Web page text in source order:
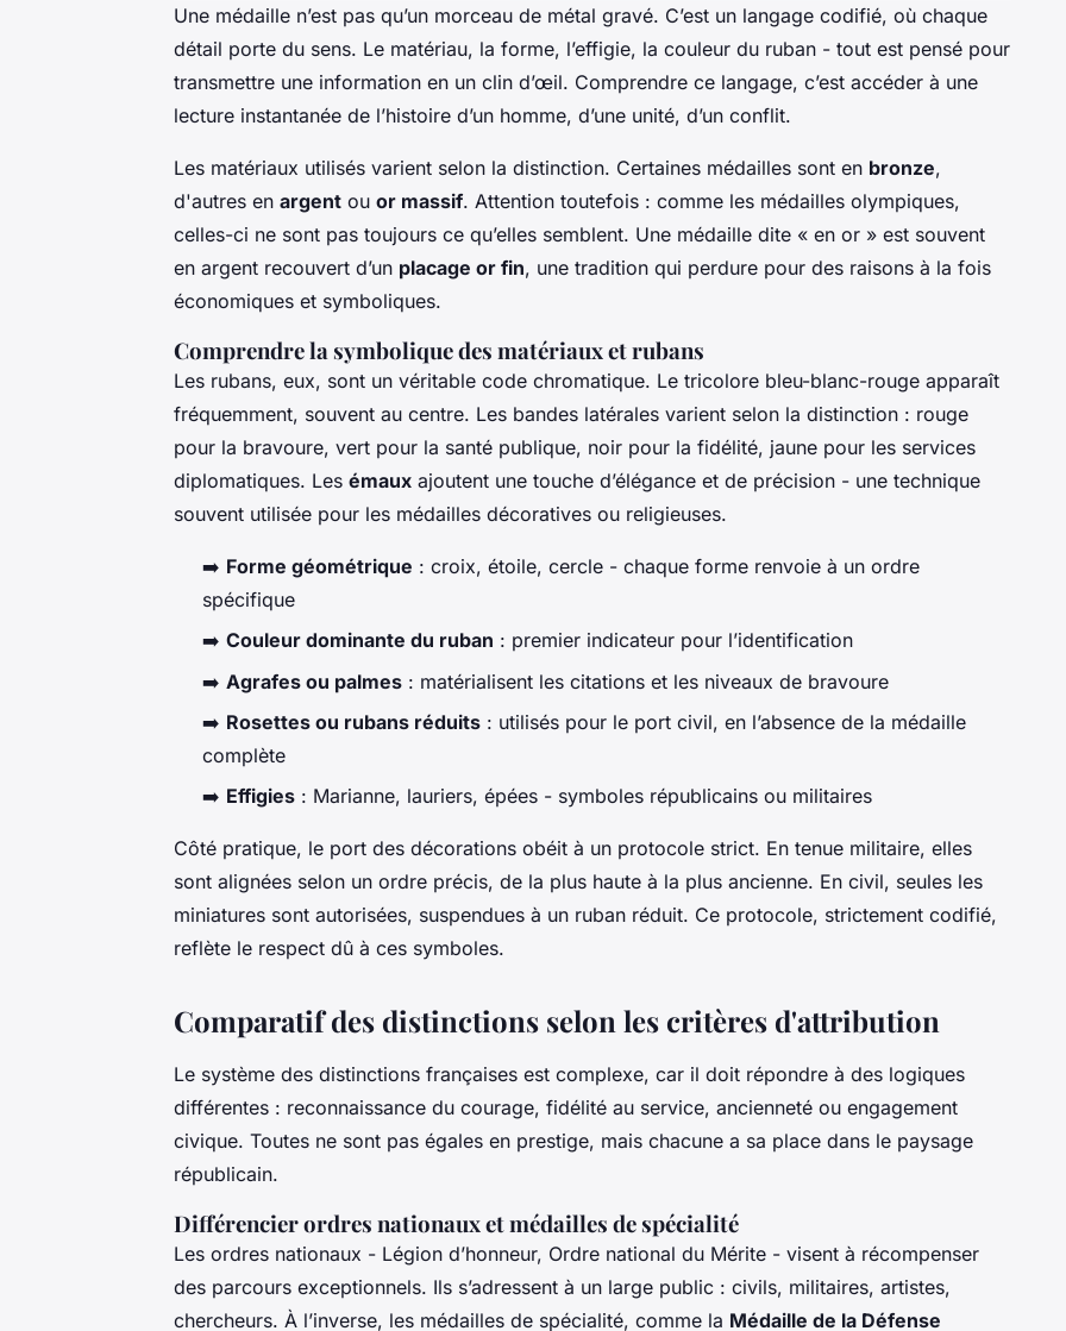
Une médaille n’est pas qu’un morceau de métal gravé. C’est un langage codifié, où chaque
détail porte du sens. Le matériau, la forme, l’effigie, la couleur du ruban - tout est pensé pour
transmettre une information en un clin d’œil. Comprendre ce langage, c’est accéder à une
lecture instantanée de l’histoire d’un homme, d’une unité, d’un conflit.
Les matériaux utilisés varient selon la distinction. Certaines médailles sont en bronze,
d'autres en argent ou or massif. Attention toutefois : comme les médailles olympiques,
celles-ci ne sont pas toujours ce qu’elles semblent. Une médaille dite « en or » est souvent
en argent recouvert d’un placage or fin, une tradition qui perdure pour des raisons à la fois
économiques et symboliques.
Comprendre la symbolique des matériaux et rubans
Les rubans, eux, sont un véritable code chromatique. Le tricolore bleu-blanc-rouge apparaît
fréquemment, souvent au centre. Les bandes latérales varient selon la distinction : rouge
pour la bravoure, vert pour la santé publique, noir pour la fidélité, jaune pour les services
diplomatiques. Les émaux ajoutent une touche d’élégance et de précision - une technique
souvent utilisée pour les médailles décoratives ou religieuses.
➡️ Forme géométrique : croix, étoile, cercle - chaque forme renvoie à un ordre
spécifique
➡️ Couleur dominante du ruban : premier indicateur pour l’identification
➡️ Agrafes ou palmes : matérialisent les citations et les niveaux de bravoure
➡️ Rosettes ou rubans réduits : utilisés pour le port civil, en l’absence de la médaille
complète
➡️ Effigies : Marianne, lauriers, épées - symboles républicains ou militaires
Côté pratique, le port des décorations obéit à un protocole strict. En tenue militaire, elles
sont alignées selon un ordre précis, de la plus haute à la plus ancienne. En civil, seules les
miniatures sont autorisées, suspendues à un ruban réduit. Ce protocole, strictement codifié,
reflète le respect dû à ces symboles.
Comparatif des distinctions selon les critères d'attribution
Le système des distinctions françaises est complexe, car il doit répondre à des logiques
différentes : reconnaissance du courage, fidélité au service, ancienneté ou engagement
civique. Toutes ne sont pas égales en prestige, mais chacune a sa place dans le paysage
républicain.
Différencier ordres nationaux et médailles de spécialité
Les ordres nationaux - Légion d’honneur, Ordre national du Mérite - visent à récompenser
des parcours exceptionnels. Ils s’adressent à un large public : civils, militaires, artistes,
chercheurs. À l’inverse, les médailles de spécialité, comme la Médaille de la Défense